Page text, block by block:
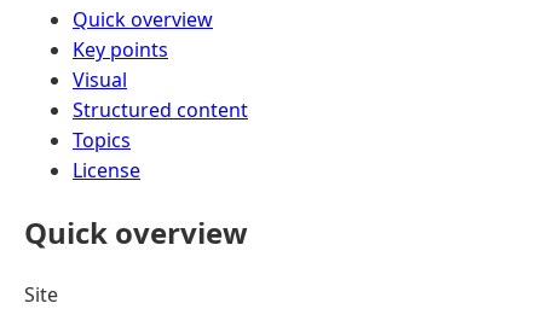
Quick overview
Key points
Visual
Structured content
Topics
License
Quick overview
Site